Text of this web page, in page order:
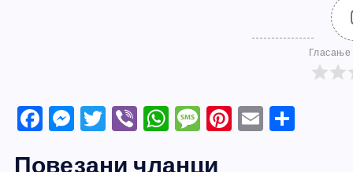
Гласање
F
M T
Vi W M Pi E
Повезани чланци